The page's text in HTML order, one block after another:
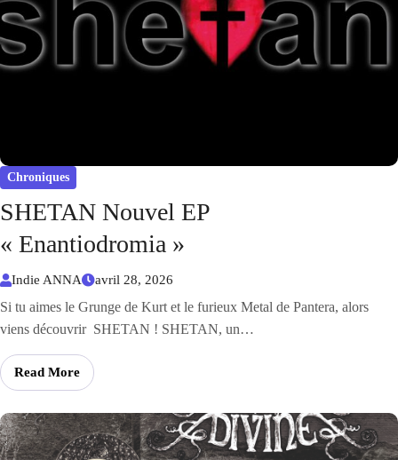
Chroniques
SHETAN Nouvel EP
« Enantiodromia »
Indie ANNA avril 28, 2026
Si tu aimes le Grunge de Kurt et le furieux Metal de Pantera, alors
viens découvrir SHETAN ! SHETAN, un…
Read More